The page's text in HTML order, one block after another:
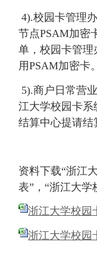
4).校园卡管理
节点PSAM加密
单，校园卡管理
用PSAM加密卡。
5).商户日常营
江大学校园卡系
结算中心提请结
资料下载“浙江
表”，“浙江大
浙江大学校园
浙江大学校园